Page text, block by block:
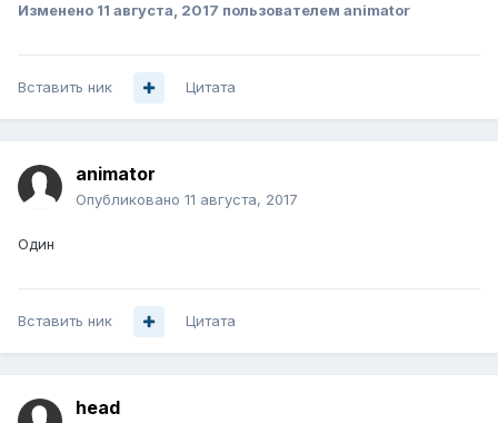
Изменено 11 августа, 2017 пользователем animator
Вставить ник Цитата
animator
Опубликовано 11 августа, 2017
Один
Вставить ник Цитата
head